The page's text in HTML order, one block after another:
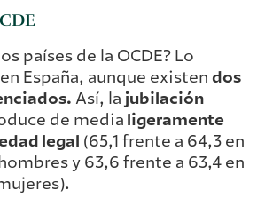
países de la OCDE? Lo
España, aunque existen dos
Así, la jubilación
de media ligeramente
legal (65,1 frente a 64,3 en
y 63,6 frente a 63,4 en